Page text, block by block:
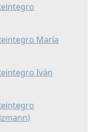
María
Iván